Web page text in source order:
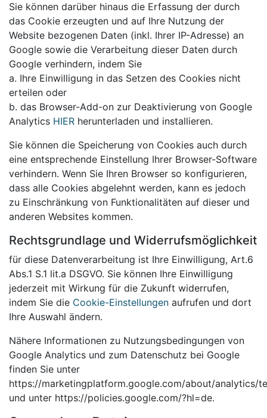
Sie können darüber hinaus die Erfassung der durch
das Cookie erzeugten und auf Ihre Nutzung der
Website bezogenen Daten (inkl. Ihrer IP-Adresse) an
Google sowie die Verarbeitung dieser Daten durch
Google verhindern, indem Sie
a. Ihre Einwilligung in das Setzen des Cookies nicht
erteilen oder
b. das Browser-Add-on zur Deaktivierung von Google
Analytics HIER herunterladen und installieren.
Sie können die Speicherung von Cookies auch durch
eine entsprechende Einstellung Ihrer Browser-Software
verhindern. Wenn Sie Ihren Browser so konfigurieren,
dass alle Cookies abgelehnt werden, kann es jedoch
zu Einschränkung von Funktionalitäten auf dieser und
anderen Websites kommen.
Rechtsgrundlage und Widerrufsmöglichkeit
für diese Datenverarbeitung ist Ihre Einwilligung, Art.6
Abs.1 S.1 lit.a DSGVO. Sie können Ihre Einwilligung
jederzeit mit Wirkung für die Zukunft widerrufen,
indem Sie die Cookie-Einstellungen aufrufen und dort
Ihre Auswahl ändern.
Nähere Informationen zu Nutzungsbedingungen von
Google Analytics und zum Datenschutz bei Google
finden Sie unter
https://marketingplatform.google.com/about/analytics/
und unter https://policies.google.com/?hl=de.